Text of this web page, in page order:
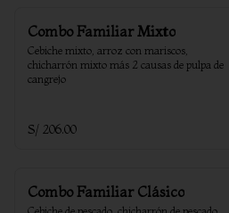
Combo Familiar Mixto
Cebiche mixto, arroz con mariscos,
chicharrón mixto más 2 causas de pulpa de
cangrejo
S/ 206.00
Combo Familiar Clásico